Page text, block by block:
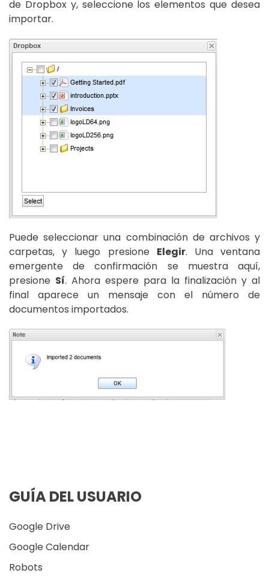
de Dropbox y, seleccione los elementos que desea
importar.
Puede seleccionar una combinación de archivos y
carpetas, y luego presione Elegir. Una ventana
emergente de confirmación se muestra aquí,
presione Sí. Ahora espere para la finalización y al
final aparece un mensaje con el número de
documentos importados.
GUÍA DEL USUARIO
Google Drive
Google Calendar
Robots